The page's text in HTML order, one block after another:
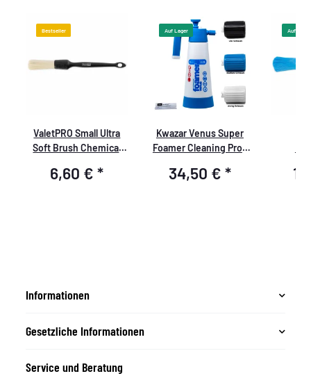
Bestseller
ValetPRO Small Ultra
Soft Brush Chemical
6,60 €*
Auf Lager
Kwazar Venus Super
Foamer Cleaning Pro+
Zubehör
34,50 € *
Auf Lager
Informationen
Gesetzliche Informationen
Service und Beratung